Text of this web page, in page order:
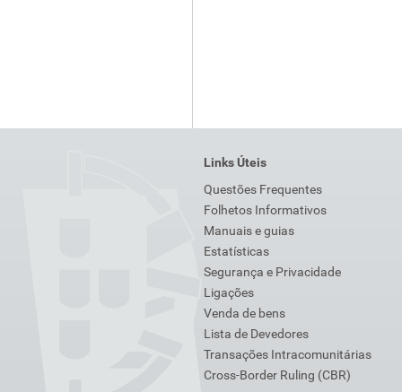
Links Úteis
Questões Frequentes
Folhetos Informativos
Manuais e guias
Estatísticas
Segurança e Privacidade
Ligações
Venda de bens
Lista de Devedores
Transações Intracomunitárias
Cross-Border Ruling (CBR)